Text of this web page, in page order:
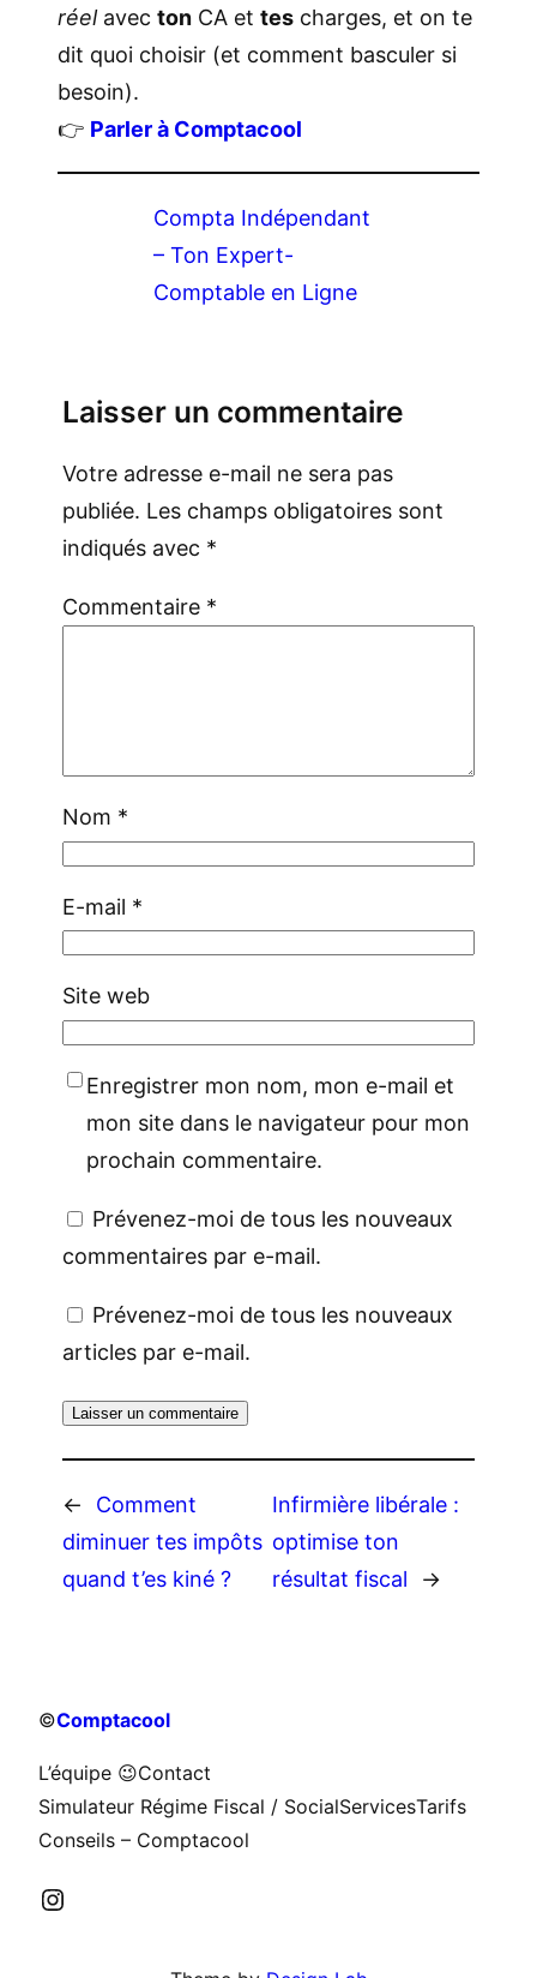
réelavec ton CA et tes charges, et on te
dit quoi choisir (et comment basculer si
besoin).
👉 Parler à Comptacool
Compta Indépendant
– Ton Expert-
Comptable en Ligne
Laisser un commentaire
Votre adresse e-mail ne sera pas
publiée. Les champs obligatoires sont
indiqués avec *
Commentaire *
Nom *
E-mail *
Site web
Enregistrer mon nom, mon e-mail et
mon site dans le navigateur pour mon
prochain commentaire.
Prévenez-moi de tous les nouveaux
commentaires par e-mail.
Prévenez-moi de tous les nouveaux
articles par e-mail.
←
Comment
diminuer tes impôts
quand t’es kiné ?
Infirmière libérale :
optimise ton
résultat fiscal
→
©Comptacool
L’équipe 😉Contact
Simulateur Régime Fiscal / SocialServicesTarifs
Conseils – Comptacool
Instagram